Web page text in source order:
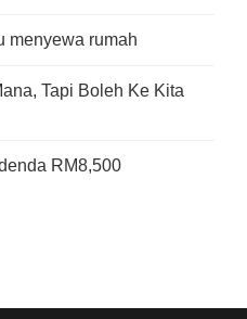
menyewa rumah
Tapi Boleh Ke Kita
RM8,500